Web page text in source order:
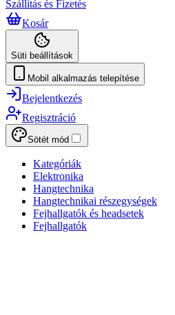
Szállítás és Fizetés
Kosár
Süti beállítások
Mobil alkalmazás telepítése
Bejelentkezés
Regisztráció
Sötét mód
Kategóriák
Elektronika
Hangtechnika
Hangtechnikai részegységek
Fejhallgatók és headsetek
Fejhallgatók